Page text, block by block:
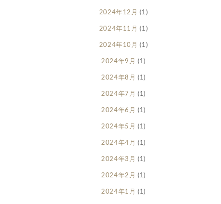
2024年12月 (1)
2024年11月 (1)
2024年10月 (1)
2024年9月 (1)
2024年8月 (1)
2024年7月 (1)
2024年6月 (1)
2024年5月 (1)
2024年4月 (1)
2024年3月 (1)
2024年2月 (1)
2024年1月 (1)